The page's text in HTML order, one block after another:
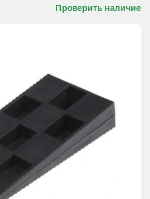
Проверить наличие